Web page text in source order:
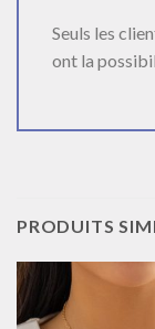
Seuls les
ont la
PRODUITS